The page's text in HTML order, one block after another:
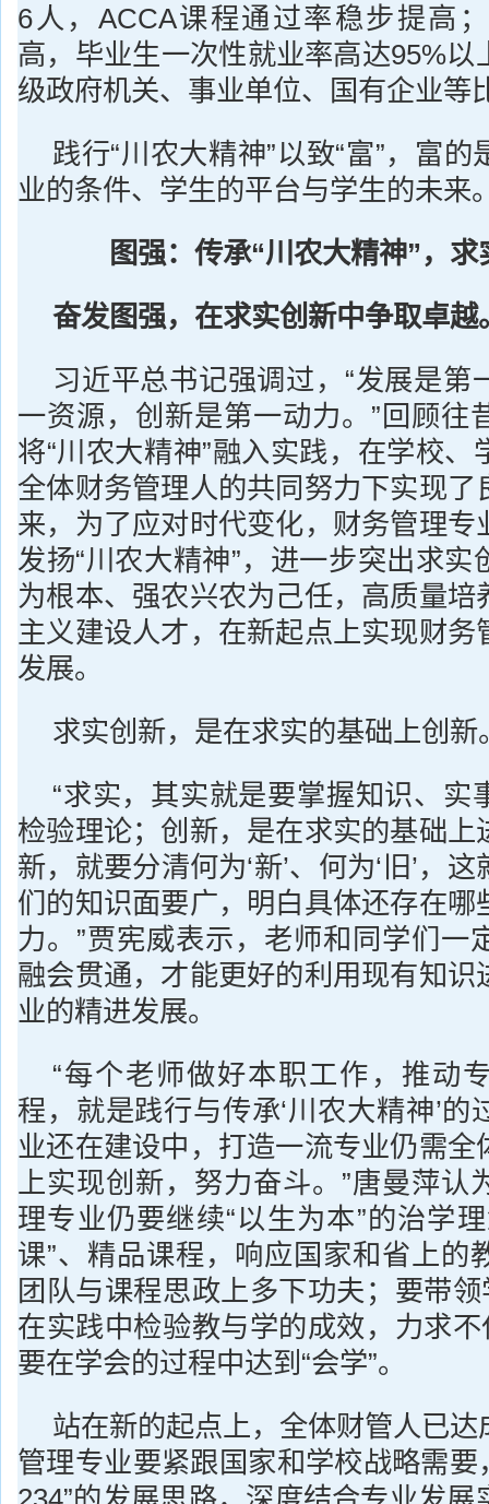
6人，ACCA课程通过率稳步提高
高，毕业生一次性就业率高达95%以
级政府机关、事业单位、国有企业等
践行“川农大精神”以致“富”，富
业的条件、学生的平台与学生的未来
图强：传承“川农大精神” ，求
奋发图强，在求实创新中争取卓越
习近平总书记强调过，“发展是第
一资源，创新是第一动力。”回顾往
将“川农大精神”融入实践，在学校、
全体财务管理人的共同努力下实现了
来，为了应对时代变化，财务管理专
发扬“川农大精神”，进一步突出求实
为根本、强农兴农为己任，高质量培
主义建设人才，在新起点上实现财务
发展。
求实创新，是在求实的基础上创新
“求实，其实就是要掌握知识、实
检验理论；创新，是在求实的基础上
新，就要分清何为‘新’、何为‘旧’，
们的知识面要广，明白具体还存在哪
力。”贾宪威表示，老师和同学们一
融会贯通，才能更好的利用现有知识
业的精进发展。
“每个老师做好本职工作，推动
程，就是践行与传承‘川农大精神’的
业还在建设中，打造一流专业仍需全
上实现创新，努力奋斗。”唐曼萍认
理专业仍要继续“以生为本”的治学
课”、精品课程，响应国家和省上的
团队与课程思政上多下功夫；要带领
在实践中检验教与学的成效，力求不
要在学会的过程中达到“会学”。
站在新的起点上，全体财管人已
管理专业要紧跟国家和学校战略需要